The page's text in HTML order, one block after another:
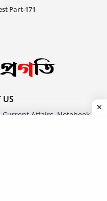
Part-171
US
Affairs, Notebook,